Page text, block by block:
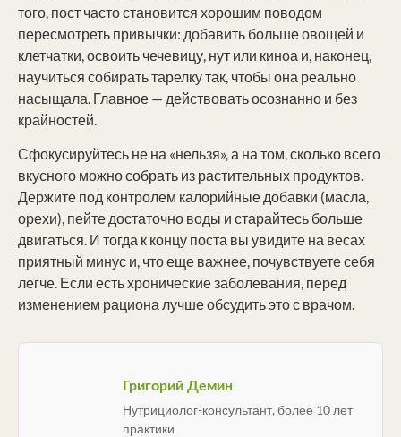
того, пост часто становится хорошим поводом
пересмотреть привычки: добавить больше овощей и
клетчатки, освоить чечевицу, нут или киноа и, наконец,
научиться собирать тарелку так, чтобы она реально
насыщала. Главное — действовать осознанно и без
крайностей.
Сфокусируйтесь не на «нельзя», а на том, сколько всего
вкусного можно собрать из растительных продуктов.
Держите под контролем калорийные добавки (масла,
орехи), пейте достаточно воды и старайтесь больше
двигаться. И тогда к концу поста вы увидите на весах
приятный минус и, что еще важнее, почувствуете себя
легче. Если есть хронические заболевания, перед
изменением рациона лучше обсудить это с врачом.
Григорий Демин
Нутрициолог-консультант, более 10 лет
практики